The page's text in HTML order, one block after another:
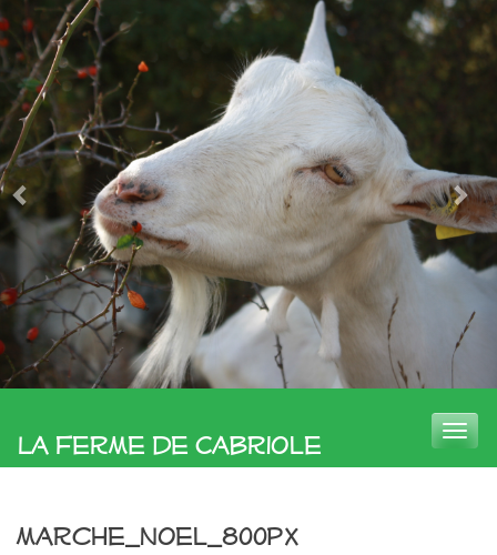
La Ferme de Cabriole
Toggle
marche_noel_800px